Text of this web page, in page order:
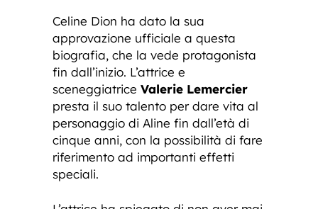
Celine Dion ha dato la sua
approvazione ufficiale a questa
biografia, che la vede protagonista
fin dall’inizio. L’attrice e
sceneggiatrice Valerie Lemercier
presta il suo talento per dare vita al
personaggio di Aline fin dall’età di
cinque anni, con la possibilità di fare
riferimento ad importanti effetti
speciali.